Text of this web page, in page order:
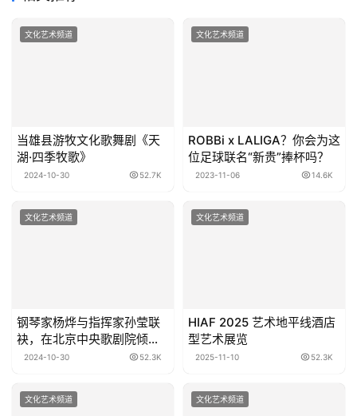
文化艺术频道
当雄县游牧文化歌舞剧《天
湖·四季牧歌》
2024-10-30 52.7K
文化艺术频道
ROBBi x LALIGA？你会为这
位足球联名“新贵”捧杯吗？
2023-11-06 14.6K
文化艺术频道
钢琴家杨烨与指挥家孙莹联
袂，在北京中央歌剧院倾情
奏响“钢琴之夜”音乐会
2024-10-30 52.3K
文化艺术频道
HIAF 2025 艺术地平线酒店
型艺术展览
2025-11-10 52.3K
文化艺术频道 文化艺术频道